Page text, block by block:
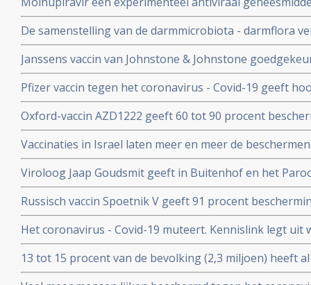
virussen, waaronder coronavirussen en specifiek
coronavirus verdwenen bij alle deelnemende patienten.
De samenstelling van de darmmicrobiota - darmflora
COVID-19, vooral de functies in het darmmicrobioom
immuunreacties beinvloeden de ernst van de ziekte
Janssens vaccin van Johnstone & Johnstone
vaccin tegen het coronavirus.
Pfizer vaccin tegen het coronavirus - Covid-19 geeft
met 90 procent effectiviteit, maar er zijn nog veel
Oxford-vaccin AZD1222 geeft 60 tot 90 procent
Covid-19 zegt producent Astrazeneca in een
Vaccinaties in Israel laten meer en meer de
een maand meer jongeren opgenomen dan ouderen in
Viroloog Jaap Goudsmit geeft in Buitenhof en het
snel van de maatregelen afkomen. Vaccineer alle 60
Russisch vaccin Spoetnik V geeft 91 procent
procent bescherming tegen ernstig ziek worden. Blijkt
tussenresultaten
Het coronavirus - Covid-19 muteert. Kennislink legt uit
vaccins bv.
13 tot 15 procent van de bevolking (2,3 miljoen) heeft
coronavirus aangemaakt en hebben al langdurende